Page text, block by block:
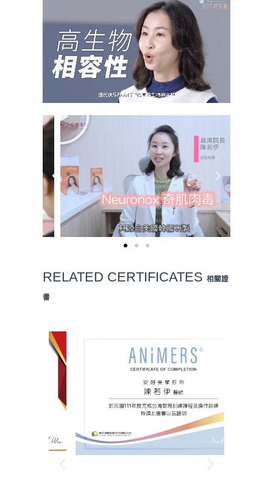
RELATED CERTIFICATES 相關證
書